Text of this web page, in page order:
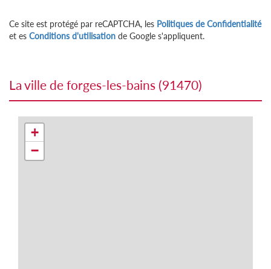
Ce site est protégé par reCAPTCHA, les Politiques de Confidentialité
et es Conditions d'utilisation de Google s'appliquent.
la ville de forges-les-bains (91470)
+
−